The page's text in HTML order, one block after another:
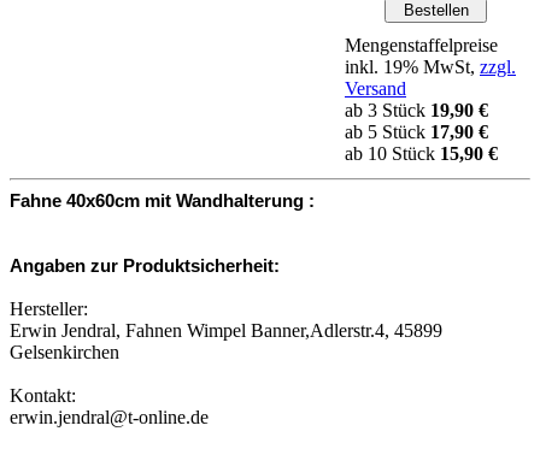
Mengenstaffelpreise
inkl. 19% MwSt, zzgl.
Versand
ab 3 Stück 19,90 €
ab 5 Stück 17,90 €
ab 10 Stück 15,90 €
Fahne 40x60cm mit Wandhalterung :
Angaben zur Produktsicherheit:
Hersteller:
Erwin Jendral, Fahnen Wimpel Banner,Adlerstr.4, 45899
Gelsenkirchen
Kontakt:
erwin.jendral@t-online.de